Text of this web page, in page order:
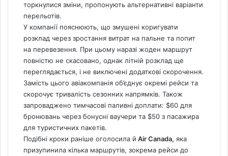
торкнулися зміни, пропонують альтернативні варіанти
перельотів.
У компанії пояснюють, що змушені коригувати
розклад через зростання витрат на пальне та попит
на перевезення. При цьому наразі жоден маршрут
повністю не скасовано, однак літній розклад ще
переглядається, і не виключені додаткові скорочення.
Замість цього авіакомпанія об’єднує окремі рейси та
скорочує тривалість сезонних напрямків. Також
запроваджено тимчасові паливні доплати: $60 для
бронювань через бонусні ваучери та $50 з пасажира
для туристичних пакетів.
Подібні кроки раніше оголосила й Air Canada, яка
призупинила кілька маршрутів, зокрема рейси до